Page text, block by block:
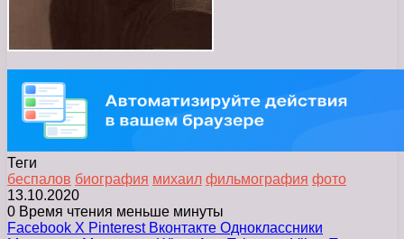
Теги
беспалов биография михаил фильмография фото
13.10.2020
0 Время чтения меньше минуты
Facebook X Pinterest Вконтакте Одноклассники